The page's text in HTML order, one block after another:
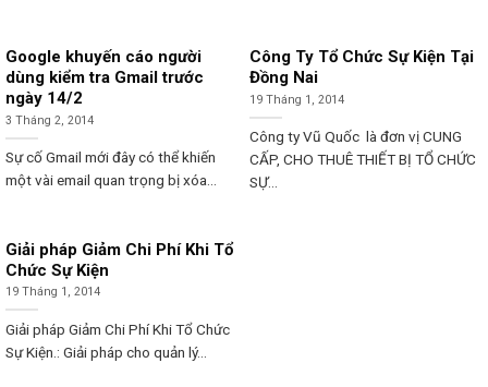
Google khuyến cáo người
dùng kiểm tra Gmail trước
ngày 14/2
3 Tháng 2, 2014
Sự cố Gmail mới đây có thể khiến
một vài email quan trọng bị xóa...
Công Ty Tổ Chức Sự Kiện Tại
Đồng Nai
19 Tháng 1, 2014
Công ty Vũ Quốc là đơn vị CUNG
CẤP, CHO THUÊ THIẾT BỊ TỔ CHỨC
SỰ...
Giải pháp Giảm Chi Phí Khi Tổ
Chức Sự Kiện
19 Tháng 1, 2014
Giải pháp Giảm Chi Phí Khi Tổ Chức
Sự Kiện.: Giải pháp cho quản lý...